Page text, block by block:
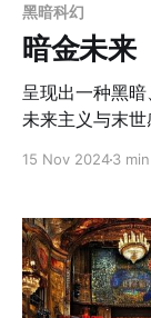
黑暗科幻
暗金未来
呈现出一种黑
未来主义与末
冲击。画面中
条，不仅增强
威的气质。在
景设计。光影
15 Nov 20243